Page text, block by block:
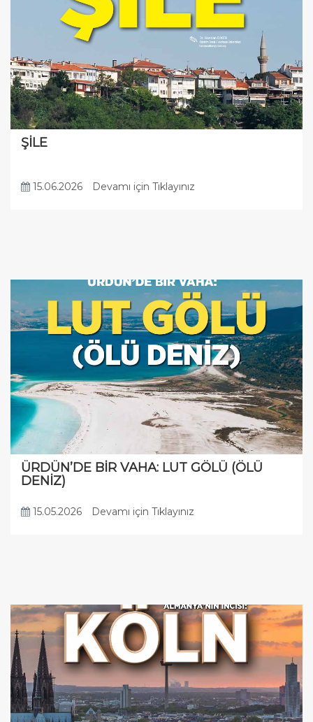
ŞİLE
15.06.2026 Devamı için Tıklayınız
ÜRDÜN’DE BİR VAHA: LUT GÖLÜ (ÖLÜ
DENİZ)
15.05.2026 Devamı için Tıklayınız